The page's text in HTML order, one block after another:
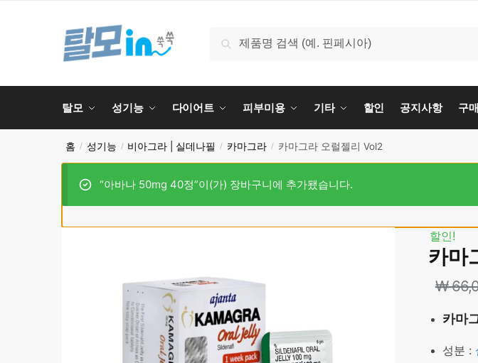
검색
탈모 성기능 다이어트 피부미용 기타 할인 공지사항 구
홈 / 성기능 / 비아그라 | 실데나필 / 카마그라 / 카마그라 오럴젤리 Vol2
“아바나 50mg 40정”이(가) 장바구니에 추가됐습니다.
할인!
카마
₩
카마
성분 :